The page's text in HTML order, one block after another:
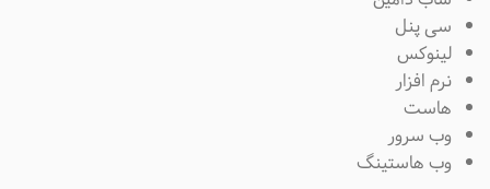
سی پنل
لینوکس
نرم افزار
هاست
وب سرور
وب هاستینگ